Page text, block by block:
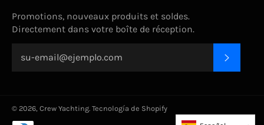
Promotions, nouveaux produits et soldes.
Directement dans votre boîte de réception.
© 2026, Crew Yachting Tecnología de Shopify
Métodos